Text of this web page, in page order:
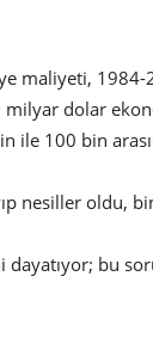
maliyeti,
dolar
ile 100 bin
nesiller oldu,
bu